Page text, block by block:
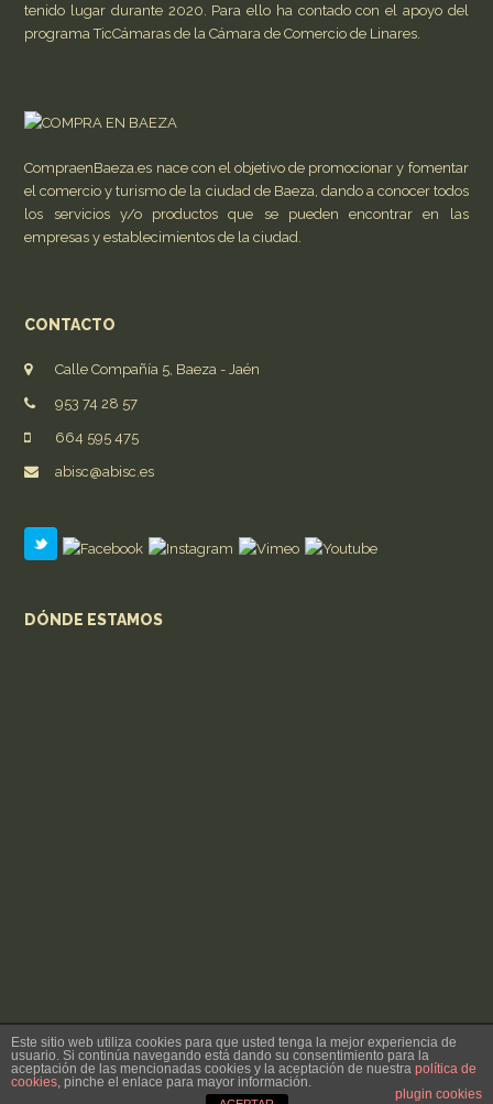
tenido lugar durante 2020. Para ello ha contado con el apoyo del
programa TicCámaras de la Cámara de Comercio de Linares.
CompraenBaeza.es nace con el objetivo de promocionar y fomentar
el comercio y turismo de la ciudad de Baeza, dando a conocer todos
los servicios y/o productos que se pueden encontrar en las
empresas y establecimientos de la ciudad.
CONTACTO
Calle Compañía 5, Baeza - Jaén
953 74 28 57
664 595 475
abisc@abisc.es
DÓNDE ESTAMOS
CopyrightABISC CCA BAEZA.2026 - Todos los derechos reservados
Aviso legal Política de privacidad
Este sitio web utiliza cookies para que usted tenga la mejor experiencia de
usuario. Si continúa navegando está dando su consentimiento para la
aceptación de las mencionadas cookies y la aceptación de nuestra política de
cookies, pinche el enlace para mayor información.
plugin cookies